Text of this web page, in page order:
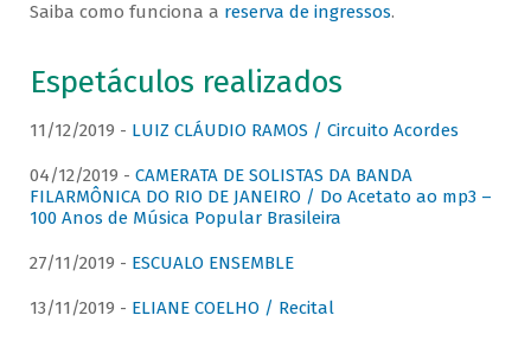
Saiba como funciona a reserva de ingressos.
Espetáculos realizados
11/12/2019 - LUIZ CLÁUDIO RAMOS / Circuito Acordes
04/12/2019 - CAMERATA DE SOLISTAS DA BANDA
FILARMÔNICA DO RIO DE JANEIRO / Do Acetato ao mp3 –
100 Anos de Música Popular Brasileira
27/11/2019 - ESCUALO ENSEMBLE
13/11/2019 - ELIANE COELHO / Recital